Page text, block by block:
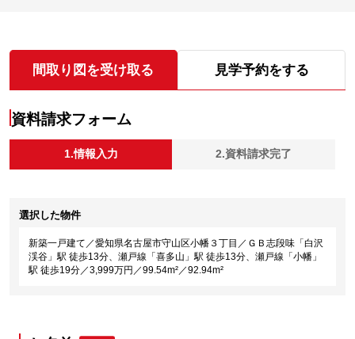
間取り図を受け取る 見学予約をする
資料請求フォーム
1.情報入力 2.資料請求完了
選択した物件
新築一戸建て／愛知県名古屋市守山区小幡３丁目／ＧＢ志段味「白沢
渓谷」駅 徒歩13分、瀬戸線「喜多山」駅 徒歩13分、瀬戸線「小幡」
駅 徒歩19分／3,999万円／99.54m²／92.94m²